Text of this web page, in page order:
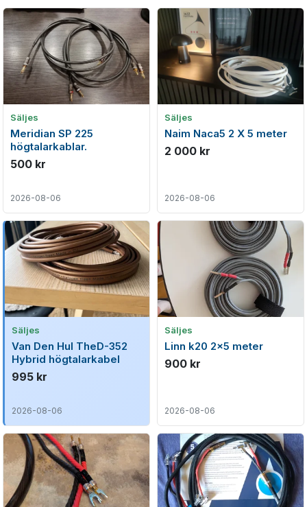
Säljes
Meridian SP 225
högtalarkablar.
500 kr
2026-08-06
Säljes
Naim Naca5 2 X 5 meter
2 000 kr
2026-08-06
Säljes
Van Den Hul TheD-352
Hybrid högtalarkabel
995 kr
2026-08-06
Säljes
Linn k20 2x5 meter
900 kr
2026-08-06